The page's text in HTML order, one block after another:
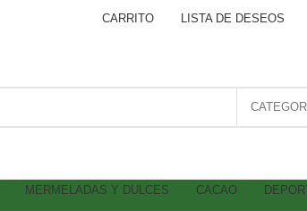
CARRITO LISTA DE DESEOS
MERMELADAS Y DULCES CACAO